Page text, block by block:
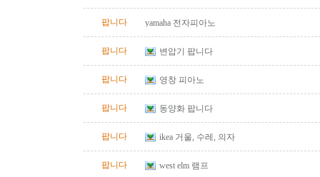
팝니다 yamaha 전자피아노
팝니다 변압기 팝니다
팝니다 영창 피아노
팝니다 동양화 팝니다
팝니다 ikea 거울, 수레, 의자
팝니다 west elm 램프